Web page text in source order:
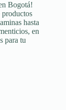
Bogotá!
productos
hasta
en
para tu